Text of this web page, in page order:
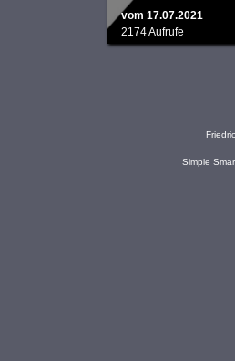
vom 17.07.2021
2174 Aufrufe
Simple